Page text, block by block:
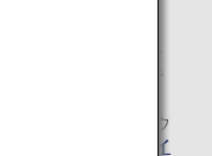
ご本人様と同一便で
お客様の当空港ラウ
イアンスのウェブサイ